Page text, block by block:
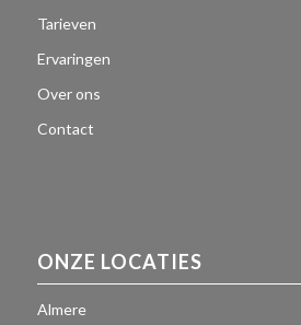
Tarieven
Ervaringen
Over ons
Contact
ONZE LOCATIES
Almere